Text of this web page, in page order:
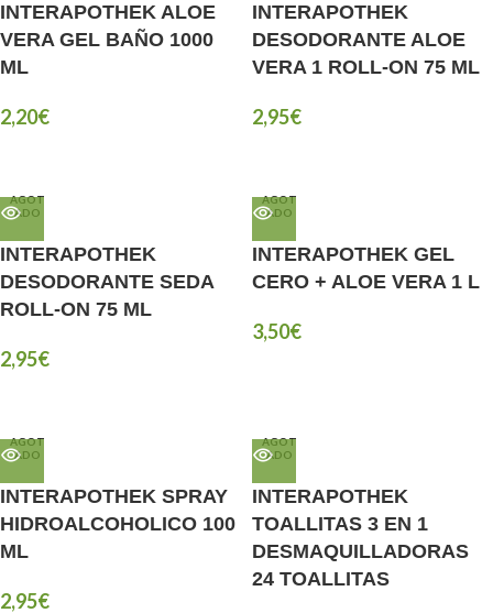
INTERAPOTHEK ALOE
VERA GEL BAÑO 1000
ML
2,20€
INTERAPOTHEK
DESODORANTE ALOE
VERA 1 ROLL-ON 75 ML
2,95€
AGOT
ADO
INTERAPOTHEK
DESODORANTE SEDA
ROLL-ON 75 ML
2,95€
AGOT
ADO
INTERAPOTHEK GEL
CERO + ALOE VERA 1 L
3,50€
AGOT
ADO
INTERAPOTHEK SPRAY
HIDROALCOHOLICO 100
ML
2,95€
AGOT
ADO
INTERAPOTHEK
TOALLITAS 3 EN 1
DESMAQUILLADORAS
24 TOALLITAS